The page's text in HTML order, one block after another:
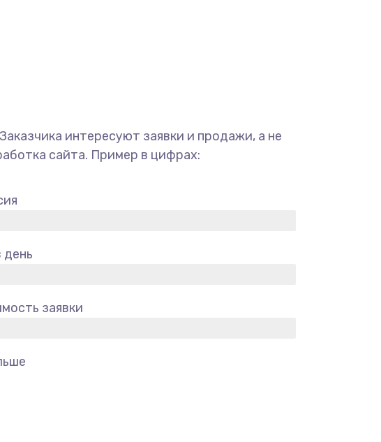
интересуют заявки и продажи, а не
сайта. Пример в цифрах:
день
заявки